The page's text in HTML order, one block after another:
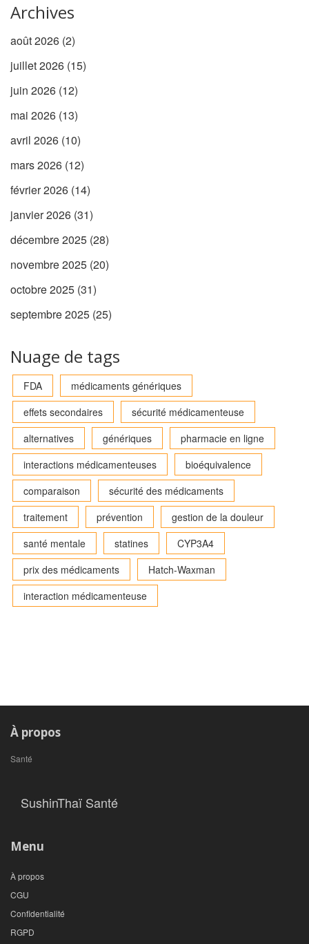
Archives
août 2026 (2)
juillet 2026 (15)
juin 2026 (12)
mai 2026 (13)
avril 2026 (10)
mars 2026 (12)
février 2026 (14)
janvier 2026 (31)
décembre 2025 (28)
novembre 2025 (20)
octobre 2025 (31)
septembre 2025 (25)
Nuage de tags
FDA
médicaments génériques
effets secondaires
sécurité médicamenteuse
alternatives
génériques
pharmacie en ligne
interactions médicamenteuses
bioéquivalence
comparaison
sécurité des médicaments
traitement
prévention
gestion de la douleur
santé mentale
statines
CYP3A4
prix des médicaments
Hatch-Waxman
interaction médicamenteuse
À propos
Santé
SushinThaï Santé
Menu
À propos
CGU
Confidentialité
RGPD